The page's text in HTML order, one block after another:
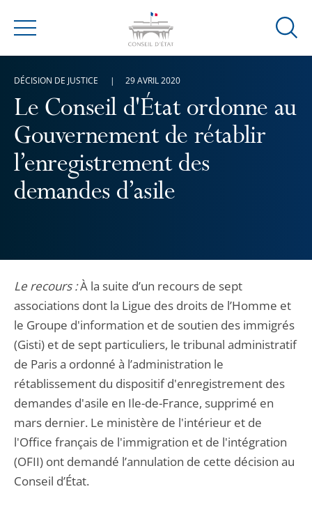
Menu
Ouvrir
Le Conseil d'État ordonne au
Gouvernement de rétablir
l’enregistrement des
demandes d’asile
DÉCISION DE JUSTICE 29 AVRIL 2020
Le recours :À la suite d’un recours de sept
associations dont la Ligue des droits de l’Homme et
le Groupe d'information et de soutien des immigrés
(Gisti) et de sept particuliers, le tribunal administratif
de Paris a ordonné à l’administration le
rétablissement du dispositif d'enregistrement des
demandes d'asile en Ile-de-France, supprimé en
mars dernier. Le ministère de l'intérieur et de
l'Office français de l'immigration et de l'intégration
(OFII) ont demandé l’annulation de cette décision au
Conseil d’État.